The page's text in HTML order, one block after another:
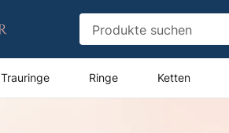
Trauringe Ringe Ketten